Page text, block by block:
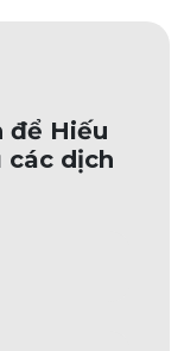
để Hiếu
các dịch